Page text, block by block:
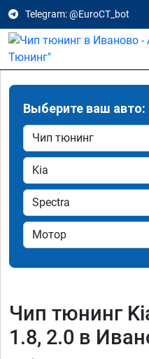
Telegram: @EuroCT_bot
Выберите ваш авто:
Чип тюнинг
1.8, 2.0 в